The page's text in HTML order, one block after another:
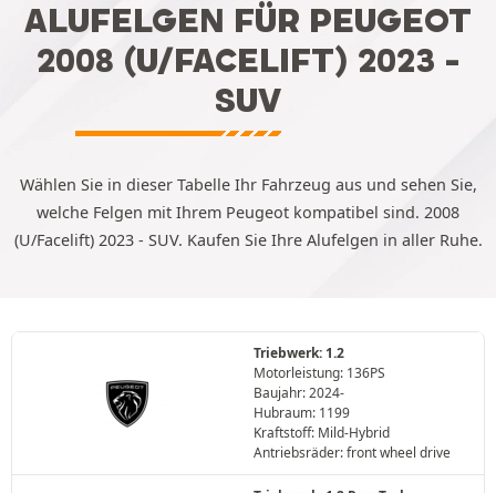
ALUFELGEN FÜR PEUGEOT
2008 (U/FACELIFT) 2023 -
SUV
Wählen Sie in dieser Tabelle Ihr Fahrzeug aus und sehen Sie,
welche Felgen mit Ihrem Peugeot kompatibel sind. 2008
(U/Facelift) 2023 - SUV. Kaufen Sie Ihre Alufelgen in aller Ruhe.
Triebwerk: 1.2
Motorleistung: 136PS
Baujahr: 2024-
Hubraum: 1199
Kraftstoff: Mild-Hybrid
Antriebsräder: front wheel drive